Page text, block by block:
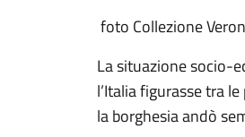
foto Collezione
La situazione socio-
l’Italia figurasse tra
la borghesia andò